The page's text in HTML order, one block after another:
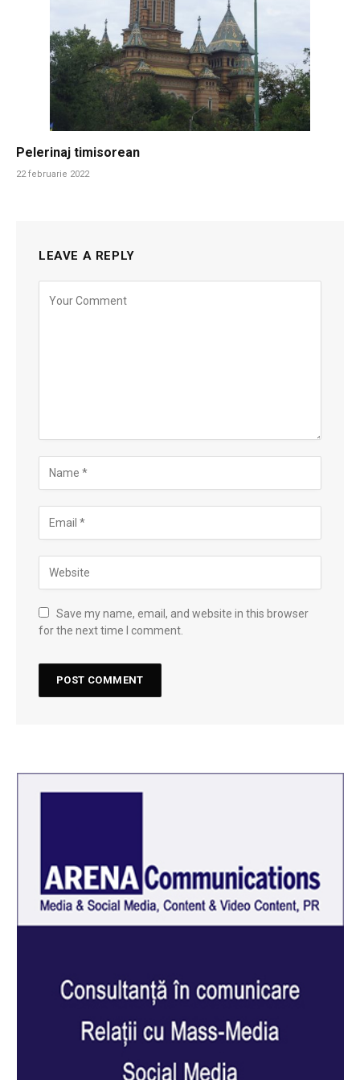
Pelerinaj timisorean
22 februarie 2022
LEAVE A REPLY
Save my name, email, and website in this browser
for the next time I comment.